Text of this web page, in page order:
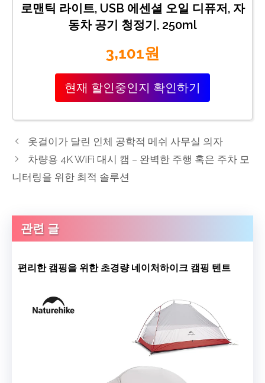
로맨틱 라이트, USB 에센셜 오일 디퓨저, 자
동차 공기 청정기, 250ml
3,101원
현재 할인중인지 확인하기
옷걸이가 달린 인체 공학적 메쉬 사무실 의자
차량용 4K WiFi 대시 캠 – 완벽한 주행 혹은 주차 모
니터링을 위한 최적 솔루션
관련 글
편리한 캠핑을 위한 초경량 네이처하이크 캠핑 텐트